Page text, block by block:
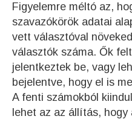
Figyelemre méltó az,
szavazókörök adatai
vett választóval
választók száma. Ők
jelentkeztek be, vagy
bejelentve, hogy el is
A fenti számokból
lehet az az állítás,